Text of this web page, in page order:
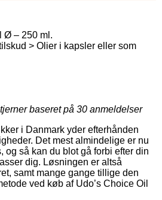
Ø – 250 ml.
> Olier i kapsler eller som
baseret på 30 anmeldelser
i Danmark yder efterhånden
Det mest almindelige er nu
og så kan du blot gå forbi efter din
dig. Løsningen er altså
samt mange gange tillige den
ved køb af Udo’s Choice Oil